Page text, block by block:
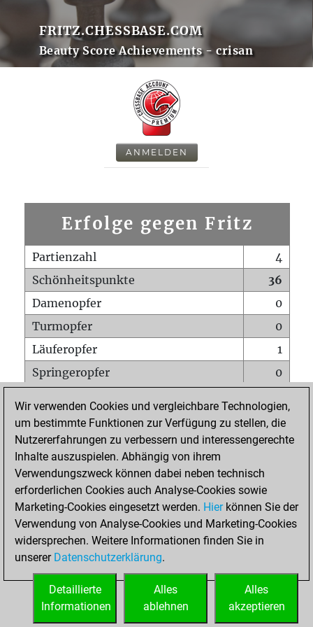
FRITZ.CHESSBASE.COM
Beauty Score Achievements - crisan
ANMELDEN
Erfolge gegen Fritz
Partienzahl
4
Schönheitspunkte
36
Damenopfer
0
Turmopfer
0
Läuferopfer
1
Springeropfer
0
Matt auf vollem Brett
0
Bauer setzt Matt
0
Erstickte Matts
Unterverwandlungen
Türme auf der siebten
0
STARTSEITE
Wir verwenden Cookies und vergleichbare Technologien,
um bestimmte Funktionen zur Verfügung zu stellen, die
Nutzererfahrungen zu verbessern und interessengerechte
Inhalte auszuspielen. Abhängig von ihrem
Verwendungszweck können dabei neben technisch
erforderlichen Cookies auch Analyse-Cookies sowie
Marketing-Cookies eingesetzt werden. Hierkönnen Sie der
Verwendung von Analyse-Cookies und Marketing-Cookies
widersprechen. Weitere Informationen finden Sie in
unserer Datenschutzerklärung.
Alles
akzeptieren
Alles
ablehnen
Detaillierte
Informationen